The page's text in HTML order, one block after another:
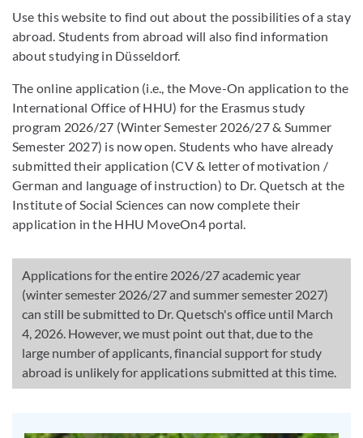
Use this website to find out about the possibilities of a stay
abroad. Students from abroad will also find information
about studying in Düsseldorf.
The online application (i.e., the Move-On application to the
International Office of HHU) for the Erasmus study
program 2026/27 (Winter Semester 2026/27 & Summer
Semester 2027) is now open. Students who have already
submitted their application (CV & letter of motivation /
German and language of instruction) to Dr. Quetsch at the
Institute of Social Sciences can now complete their
application in the HHU MoveOn4 portal.
Applications for the entire 2026/27 academic year
(winter semester 2026/27 and summer semester 2027)
can still be submitted to Dr. Quetsch's office until March
4, 2026. However, we must point out that, due to the
large number of applicants, financial support for study
abroad is unlikely for applications submitted at this time.